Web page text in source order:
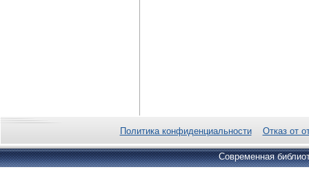
Политика конфиденциальности Отказ от
Современная